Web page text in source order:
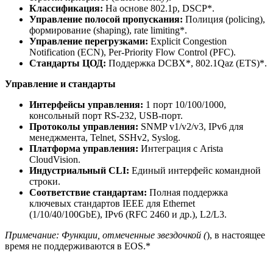
Классификация: На основе 802.1p, DSCP*.
Управление полосой пропускания: Полиция (policing),
формирование (shaping), rate limiting*.
Управление перегрузками: Explicit Congestion
Notification (ECN), Per-Priority Flow Control (PFC).
Стандарты ЦОД: Поддержка DCBX*, 802.1Qaz (ETS)*.
Управление и стандарты
Интерфейсы управления: 1 порт 10/100/1000,
консольный порт RS-232, USB-порт.
Протоколы управления: SNMP v1/v2/v3, IPv6 для
менеджмента, Telnet, SSHv2, Syslog.
Платформа управления: Интеграция с Arista
CloudVision.
Индустриальный CLI: Единый интерфейс командной
строки.
Соответствие стандартам: Полная поддержка
ключевых стандартов IEEE для Ethernet
(1/10/40/100GbE), IPv6 (RFC 2460 и др.), L2/L3.
Примечание: Функции, отмеченные звездочкой (), в настоящее
время не поддерживаются в EOS.*